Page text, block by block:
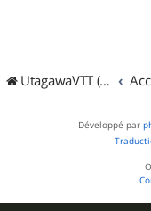
UtagawaVTT (Randos VTT et VTTAE avec traces GPS)
Développé par